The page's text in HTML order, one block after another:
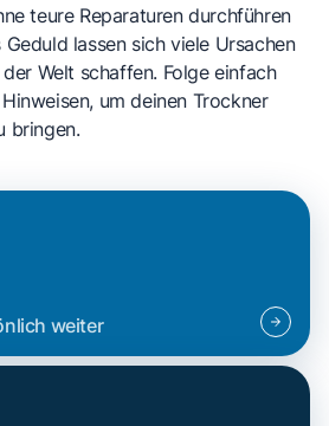
teure Reparaturen durchführen
lassen sich viele Ursachen
Welt schaffen. Folge einfach
um deinen Trockner
bringen.
weiter